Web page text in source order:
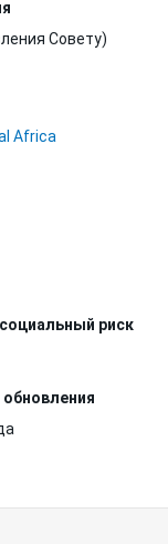
Совету)
Africa
риск